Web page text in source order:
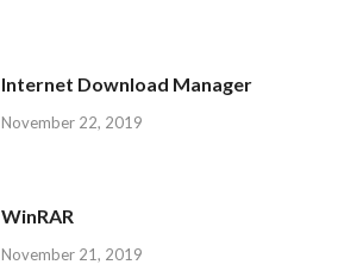
Internet Download Manager
November 22, 2019
WinRAR
November 21, 2019